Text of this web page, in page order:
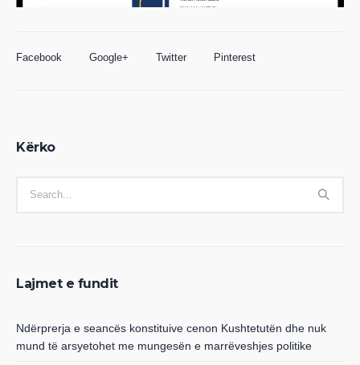
Facebook Google+ Twitter Pinterest
Kërko
Lajmet e fundit
Ndërprerja e seancës konstituive cenon Kushtetutën dhe nuk
mund të arsyetohet me mungesën e marrëveshjes politike